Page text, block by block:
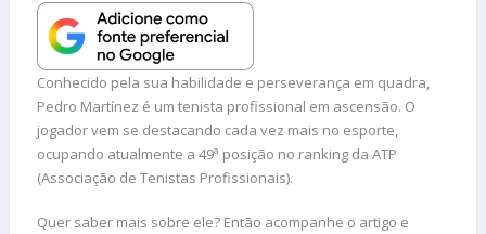
Conhecido pela sua habilidade e perseverança em quadra,
Pedro Martínez é um tenista profissional em ascensão. O
jogador vem se destacando cada vez mais no esporte,
ocupando atualmente a 49ª posição no ranking da ATP
(Associação de Tenistas Profissionais).
Quer saber mais sobre ele? Então acompanhe o artigo e